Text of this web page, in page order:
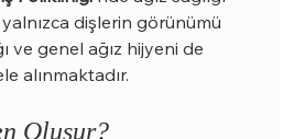
dişlerin görünümü
ve genel ağız hijyeni de
alınmaktadır.
Oluşur?